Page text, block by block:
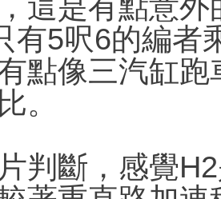
這是有點意
有5呎6的編者
點像三汽缸
。
判斷，感覺